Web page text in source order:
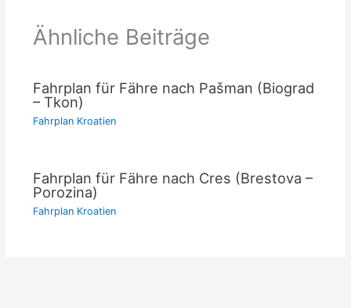
Ähnliche Beiträge
Fahrplan für Fähre nach Pašman (Biograd
– Tkon)
Fahrplan Kroatien
Fahrplan für Fähre nach Cres (Brestova –
Porozina)
Fahrplan Kroatien